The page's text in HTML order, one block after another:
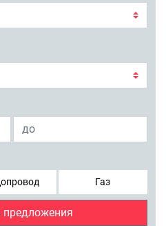
Газ
предложения